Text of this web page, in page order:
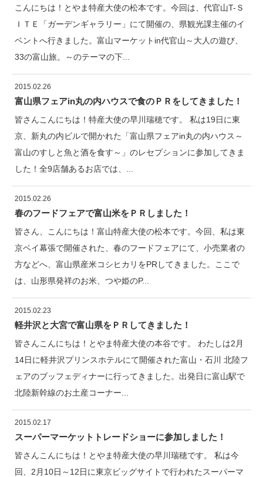
こんにちは！とやま特産大使の松本です。今回は、代官山T-Ｓ
ＩＴＥ「ガーデンギャラリー」にて開催の、県観光課主催のイ
ベントへ行きました。富山マーケットin代官山～大人の遊び、
33の富山旅。～のテーマの下...
2015.02.26
富山県フェアin丸の内ハウスで食のＰＲをしてきました！
皆さんこんにちは！特産大使の早川瑞穂です。 私は19日に東
京、新丸の内ビルで開かれた「富山県フェアin丸の内ハウス～
富山のすしと魚と酒を食す～」のレセプションに参加してきま
した！全9店舗あるお店では、...
2015.02.26
春のフードフェアで富山米をＰＲしました！
皆さん、こんにちは！富山特産大使の松本です。今回、私は東
京ベイ幕張で開催された、春のフードフェアにて、小売業者の
方などへ、富山県産米コシヒカリをPRしてきました。ここで
は、山形県発祥のお米、つや姫のP...
2015.02.23
軽井沢と大宮で富山県をＰＲしてきました！
皆さんこんにちは！とやま特産大使の本谷です。 わたしは2月
14日に軽井沢プリンスホテルにて開催された富山・石川 北陸フ
ェアのブッフェディナーに行ってきました。出発日に富山駅で
北陸新幹線のお土産コーナー...
2015.02.17
スーパーマーケットトレードショーに参加しました！
皆さんこんにちは！とやま特産大使の早川瑞穂です。 私は今
回、2月10日～12日に東京ビッグサイトで行われたスーパーマ